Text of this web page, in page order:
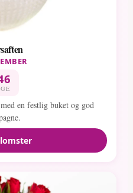
en festlig buket og god